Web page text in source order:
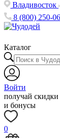
Владивосток
8 (800) 250-
Каталог
Войти
получай скидки
и бонусы
0